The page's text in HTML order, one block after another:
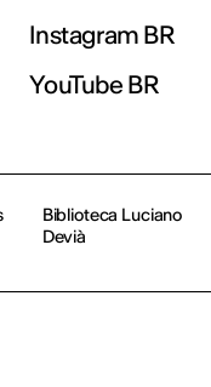
Instagram BR
YouTube BR
Biblioteca Luciano
Devià